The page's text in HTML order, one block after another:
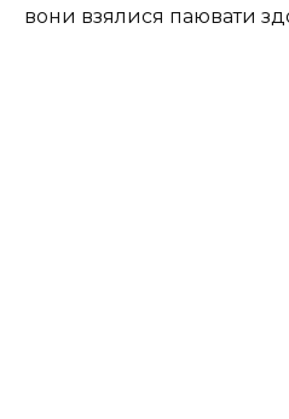
вони взялися паювати